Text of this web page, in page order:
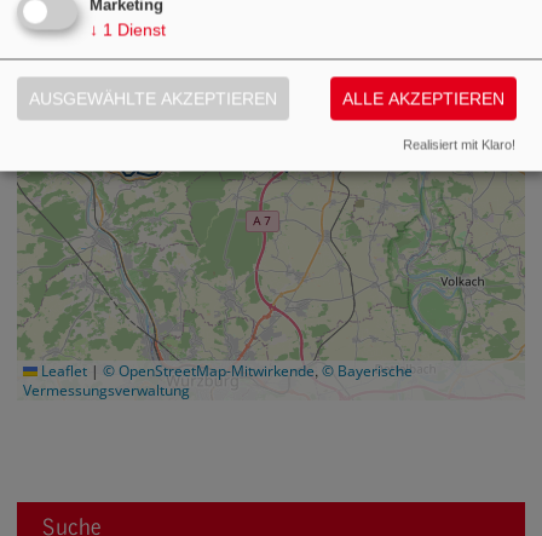
Leaflet | © OpenStreetMap-Mitwirkende © Bayerische
Vermessungsverwaltung
Suche
Marketing
↓ 1 Dienst
AUSGEWÄHLTE AKZEPTIEREN ALLE AKZEPTIEREN
Realisiert mit Klaro!